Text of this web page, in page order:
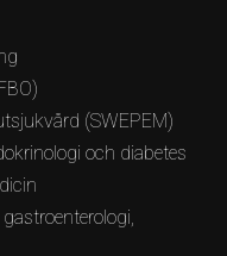
(SWEPEM)
och diabetes